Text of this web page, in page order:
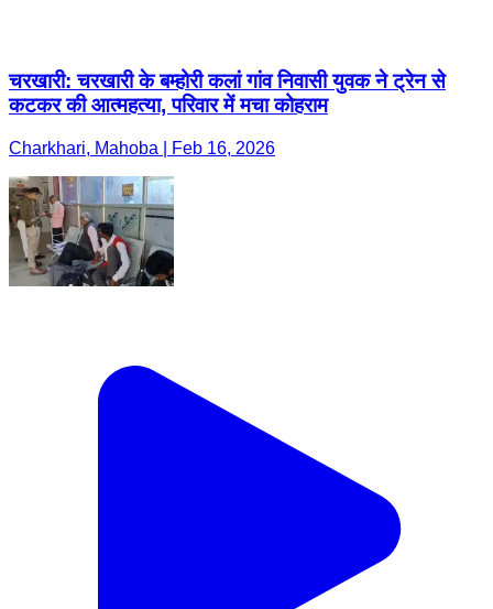
चरखारी: चरखारी के बम्होरी कलां गांव निवासी युवक ने ट्रेन से
कटकर की आत्महत्या, परिवार में मचा कोहराम
Charkhari, Mahoba | Feb 16, 2026